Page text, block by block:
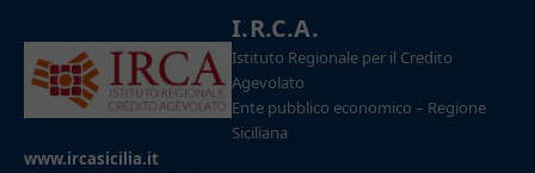
I.R.C.A.
Istituto Regionale per il Credito
Agevolato
Ente pubblico economico – Regione
Siciliana
www.ircasicilia.it